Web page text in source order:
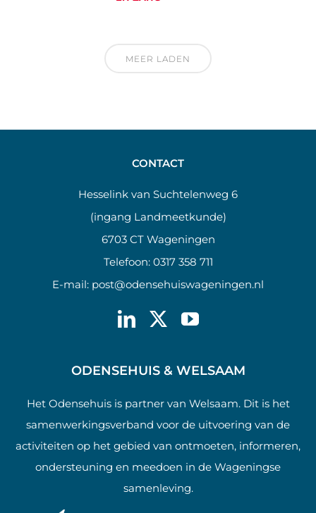
MEER LADEN
CONTACT
Hesselink van Suchtelenweg 6
(ingang Landmeetkunde)
6703 CT Wageningen
Telefoon: 0317 358 711
E-mail: post@odensehuiswageningen.nl
ODENSEHUIS & WELSAAM
Het Odensehuis is partner van Welsaam. Dit is het
samenwerkingsverband voor de uitvoering van de
activiteiten op het gebied van ontmoeten, informeren,
ondersteuning en meedoen in de Wageningse
samenleving.